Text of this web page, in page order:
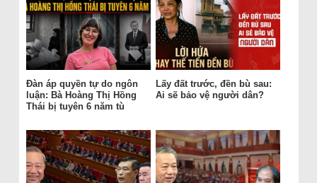
Đàn áp quyền tự do ngôn
luận: Bà Hoàng Thị Hồng
Thái bị tuyên 6 năm tù
Lấy đất trước, đền bù sau:
Ai sẽ bảo vệ người dân?